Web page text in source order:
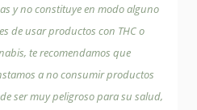
y no constituye en modo alguno
de usar productos con THC o
te recomendamos que
a no consumir productos
ser muy peligroso para su salud,